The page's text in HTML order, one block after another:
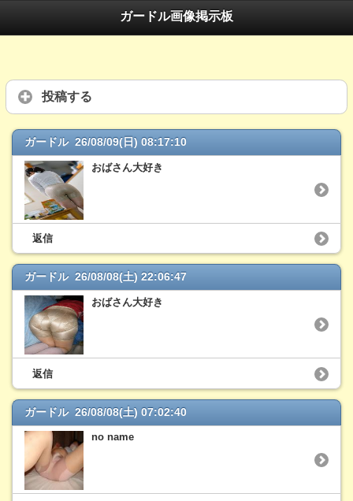
ガードル画像掲示板
投稿する
ガードル 26/08/09(日) 08:17:10
おばさん大好き
返信
ガードル 26/08/08(土) 22:06:47
おばさん大好き
返信
ガードル 26/08/08(土) 07:02:40
no name